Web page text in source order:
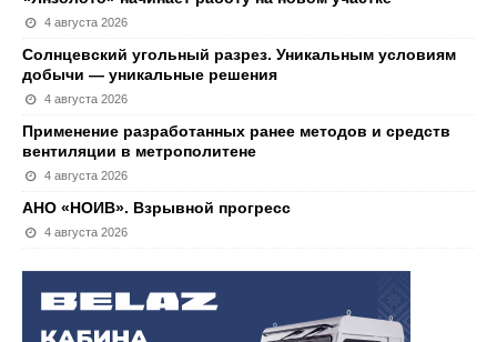
4 августа 2026
Солнцевский угольный разрез. Уникальным условиям
добычи — уникальные решения
4 августа 2026
Применение разработанных ранее методов и средств
вентиляции в метрополитене
4 августа 2026
АНО «НОИВ». Взрывной прогресс
4 августа 2026